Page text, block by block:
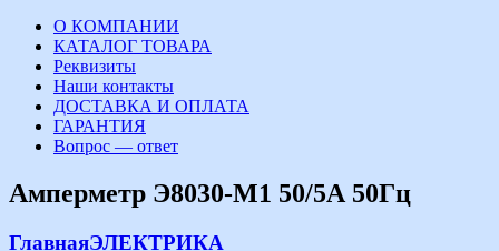
О КОМПАНИИ
КАТАЛОГ ТОВАРА
Реквизиты
Наши контакты
ДОСТАВКА И ОПЛАТА
ГАРАНТИЯ
Вопрос — ответ
Амперметр Э8030-М1 50/5А 50Гц
ГлавнаяЭЛЕКТРИКА